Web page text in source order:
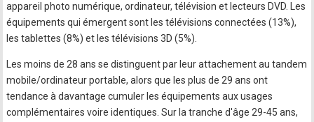
appareil photo numérique, ordinateur, télévision et lecteurs DVD. Les
équipements qui émergent sont les télévisions connectées (13%),
les tablettes (8%) et les télévisions 3D (5%).
Les moins de 28 ans se distinguent par leur attachement au tandem
mobile/ordinateur portable, alors que les plus de 29 ans ont
tendance à davantage cumuler les équipements aux usages
complémentaires voire identiques. Sur la tranche d'âge 29-45 ans,